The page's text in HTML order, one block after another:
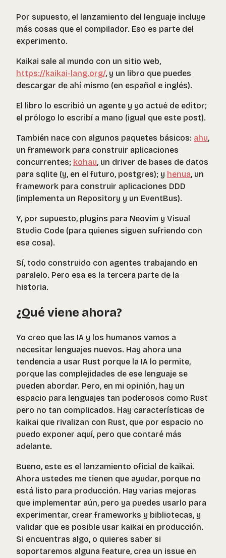
Por supuesto, el lanzamiento del lenguaje incluye
más cosas que el compilador. Eso es parte del
experimento.
Kaikai sale al mundo con un sitio web,
https://kaikai-lang.org/, y un libro que puedes
descargar de ahí mismo (en español e inglés).
El libro lo escribió un agente y yo actué de editor;
el prólogo lo escribí a mano (igual que este post).
También nace con algunos paquetes básicos: ahu,
un framework para construir aplicaciones
concurrentes; kohau, un driver de bases de datos
para sqlite (y, en el futuro, postgres); y henua, un
framework para construir aplicaciones DDD
(implementa un Repository y un EventBus).
Y, por supuesto, plugins para Neovim y Visual
Studio Code (para quienes siguen sufriendo con
esa cosa).
Sí, todo construido con agentes trabajando en
paralelo. Pero esa es la tercera parte de la
historia.
¿Qué viene ahora?
Yo creo que las IA y los humanos vamos a
necesitar lenguajes nuevos. Hay ahora una
tendencia a usar Rust porque la IA lo permite,
porque las complejidades de ese lenguaje se
pueden abordar. Pero, en mi opinión, hay un
espacio para lenguajes tan poderosos como Rust
pero no tan complicados. Hay características de
kaikai que rivalizan con Rust, que por espacio no
puedo exponer aquí, pero que contaré más
adelante.
Bueno, este es el lanzamiento oficial de kaikai.
Ahora ustedes me tienen que ayudar, porque no
está listo para producción. Hay varias mejoras
que implementar aún, pero ya puedes usarlo para
experimentar, crear frameworks y bibliotecas, y
validar que es posible usar kaikai en producción.
Si encuentras algo, o quieres saber si
soportaremos alguna feature, crea un issue en